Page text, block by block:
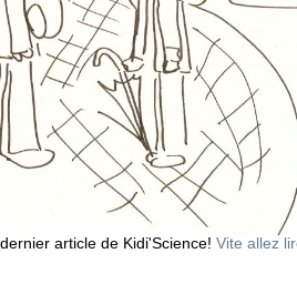
article de Kidi'Science! Vite allez